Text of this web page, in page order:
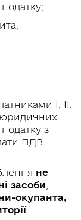
І, ІІ,
юридичних
податку з
ПДВ.
не
засоби
окупанта,